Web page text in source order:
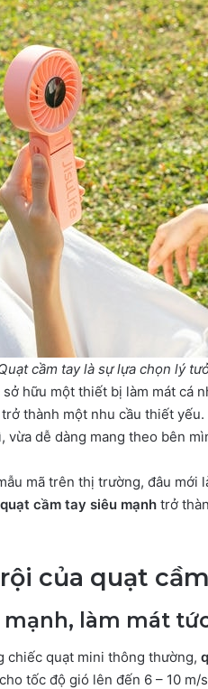
cầm tay là sự lựa chọn lý
hữu một thiết bị làm mát cá
thành một nhu cầu thiết yếu.
vừa dễ dàng mang theo bên
mã trên thị trường, đâu mới
quạt cầm tay siêu mạnh trở
của quạt
mạnh, làm mát
chiếc quạt mini thông thường,
tốc độ gió lên đến 6 – 10 m/